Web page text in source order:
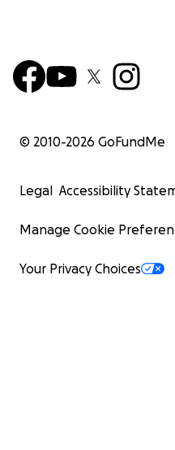
© 2010-2026 GoFundMe
Legal Accessibility
Manage Cookie
Your Privacy Choices